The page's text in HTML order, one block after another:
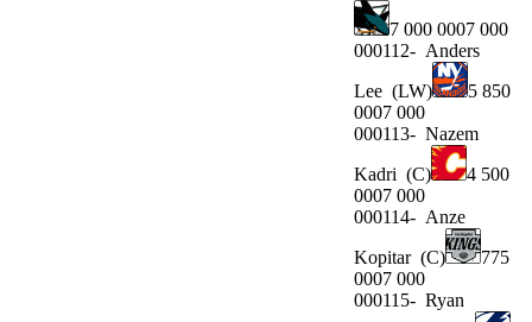
7 000 0007 000
000112- Anders
Lee (LW)
5 850
0007 000
000113- Nazem
Kadri (C)
4 500
0007 000
000114- Anze
Kopitar(C)
775
0007 000
000115- Ryan